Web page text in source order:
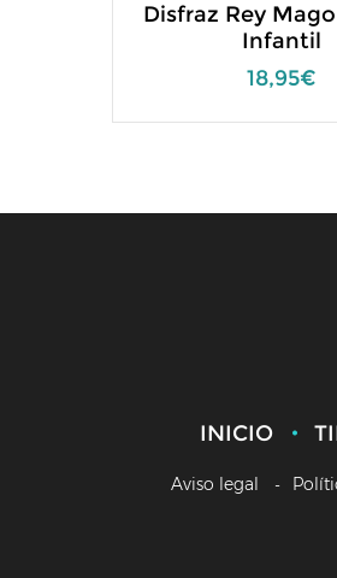
Disfraz Rey
Infantil
18,95€
INICIO
Aviso legal